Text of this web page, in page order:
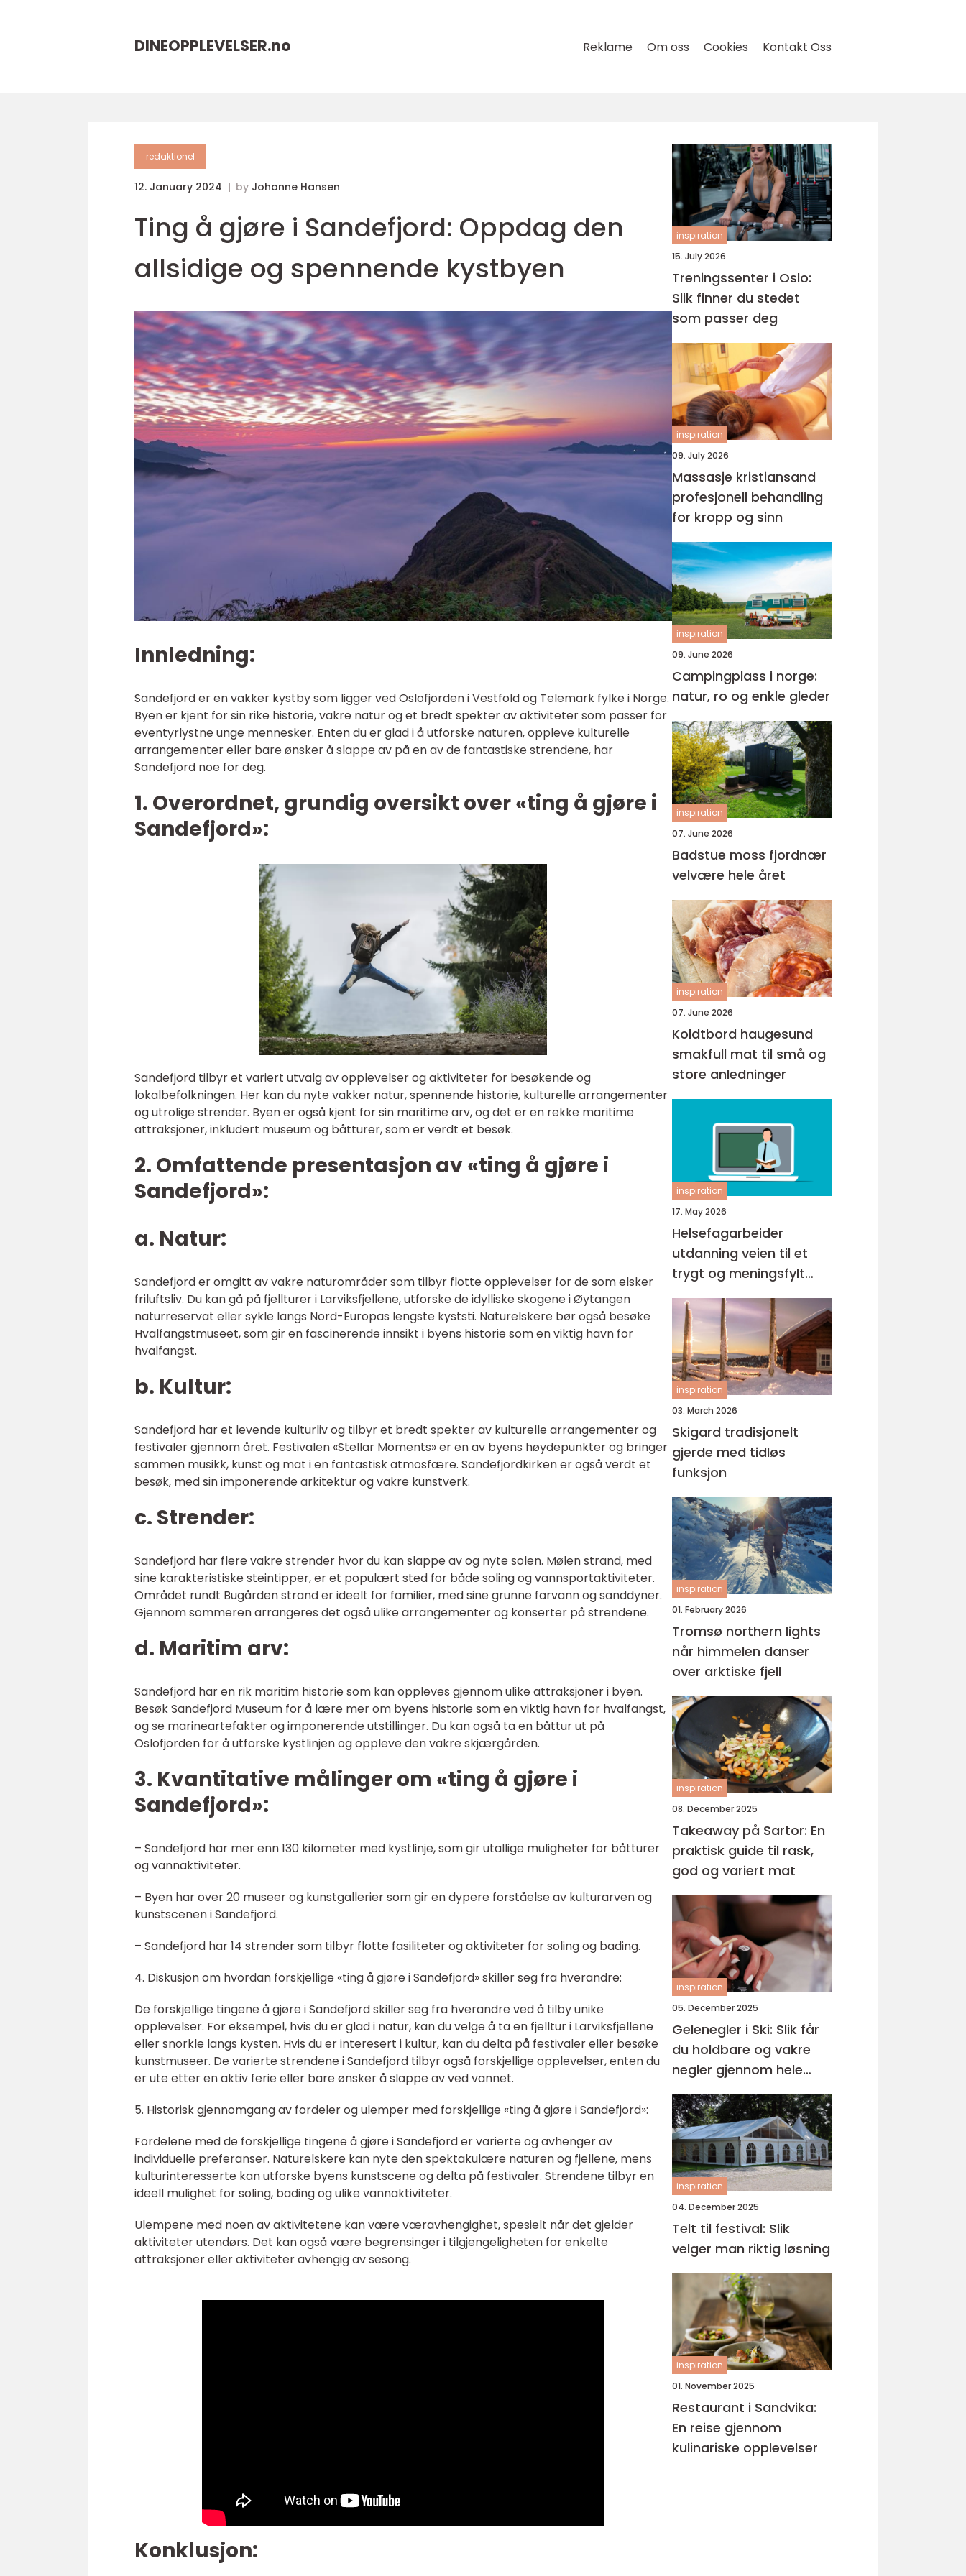
DINEOPPLEVELSER.no Reklame Om oss Cookies Kontakt Oss
redaktionel
12. January 2024 by Johanne Hansen
Ting å gjøre i Sandefjord: Oppdag den
allsidige og spennende kystbyen
Innledning:
Sandefjord er en vakker kystby som ligger ved Oslofjorden i Vestfold og Telemark fylke i Norge.
Byen er kjent for sin rike historie, vakre natur og et bredt spekter av aktiviteter som passer for
eventyrlystne unge mennesker. Enten du er glad i å utforske naturen, oppleve kulturelle
arrangementer eller bare ønsker å slappe av på en av de fantastiske strendene, har
Sandefjord noe for deg.
1. Overordnet, grundig oversikt over «ting å gjøre i
Sandefjord»:
Sandefjord tilbyr et variert utvalg av opplevelser og aktiviteter for besøkende og
lokalbefolkningen. Her kan du nyte vakker natur, spennende historie, kulturelle arrangementer
og utrolige strender. Byen er også kjent for sin maritime arv, og det er en rekke maritime
attraksjoner, inkludert museum og båtturer, som er verdt et besøk.
2. Omfattende presentasjon av «ting å gjøre i
Sandefjord»:
a. Natur:
Sandefjord er omgitt av vakre naturområder som tilbyr flotte opplevelser for de som elsker
friluftsliv. Du kan gå på fjellturer i Larviksfjellene, utforske de idylliske skogene i Øytangen
naturreservat eller sykle langs Nord-Europas lengste kyststi. Naturelskere bør også besøke
Hvalfangstmuseet, som gir en fascinerende innsikt i byens historie som en viktig havn for
hvalfangst.
b. Kultur:
Sandefjord har et levende kulturliv og tilbyr et bredt spekter av kulturelle arrangementer og
festivaler gjennom året. Festivalen «Stellar Moments» er en av byens høydepunkter og bringer
sammen musikk, kunst og mat i en fantastisk atmosfære. Sandefjordkirken er også verdt et
besøk, med sin imponerende arkitektur og vakre kunstverk.
c. Strender:
Sandefjord har flere vakre strender hvor du kan slappe av og nyte solen. Mølen strand, med
sine karakteristiske steintipper, er et populært sted for både soling og vannsportaktiviteter.
Området rundt Bugården strand er ideelt for familier, med sine grunne farvann og sanddyner.
Gjennom sommeren arrangeres det også ulike arrangementer og konserter på strendene.
d. Maritim arv:
Sandefjord har en rik maritim historie som kan oppleves gjennom ulike attraksjoner i byen.
Besøk Sandefjord Museum for å lære mer om byens historie som en viktig havn for hvalfangst,
og se marineartefakter og imponerende utstillinger. Du kan også ta en båttur ut på
Oslofjorden for å utforske kystlinjen og oppleve den vakre skjærgården.
3. Kvantitative målinger om «ting å gjøre i
Sandefjord»:
– Sandefjord har mer enn 130 kilometer med kystlinje, som gir utallige muligheter for båtturer
og vannaktiviteter.
– Byen har over 20 museer og kunstgallerier som gir en dypere forståelse av kulturarven og
kunstscenen i Sandefjord.
– Sandefjord har 14 strender som tilbyr flotte fasiliteter og aktiviteter for soling og bading.
4. Diskusjon om hvordan forskjellige «ting å gjøre i Sandefjord» skiller seg fra hverandre:
De forskjellige tingene å gjøre i Sandefjord skiller seg fra hverandre ved å tilby unike
opplevelser. For eksempel, hvis du er glad i natur, kan du velge å ta en fjelltur i Larviksfjellene
eller snorkle langs kysten. Hvis du er interesert i kultur, kan du delta på festivaler eller besøke
kunstmuseer. De varierte strendene i Sandefjord tilbyr også forskjellige opplevelser, enten du
er ute etter en aktiv ferie eller bare ønsker å slappe av ved vannet.
5. Historisk gjennomgang av fordeler og ulemper med forskjellige «ting å gjøre i Sandefjord»:
Fordelene med de forskjellige tingene å gjøre i Sandefjord er varierte og avhenger av
individuelle preferanser. Naturelskere kan nyte den spektakulære naturen og fjellene, mens
kulturinteresserte kan utforske byens kunstscene og delta på festivaler. Strendene tilbyr en
ideell mulighet for soling, bading og ulike vannaktiviteter.
Ulempene med noen av aktivitetene kan være væravhengighet, spesielt når det gjelder
aktiviteter utendørs. Det kan også være begrensinger i tilgjengeligheten for enkelte
attraksjoner eller aktiviteter avhengig av sesong.
Konklusjon:
inspiration
15. July 2026
Treningssenter i Oslo:
Slik finner du stedet
som passer deg
inspiration
09. July 2026
Massasje kristiansand
profesjonell behandling
for kropp og sinn
inspiration
09. June 2026
Campingplass i norge:
natur, ro og enkle gleder
inspiration
07. June 2026
Badstue moss fjordnær
velvære hele året
inspiration
07. June 2026
Koldtbord haugesund
smakfull mat til små og
store anledninger
inspiration
17. May 2026
Helsefagarbeider
utdanning veien til et
trygt og meningsfylt
yrke
inspiration
03. March 2026
Skigard tradisjonelt
gjerde med tidløs
funksjon
inspiration
01. February 2026
Tromsø northern lights
når himmelen danser
over arktiske fjell
inspiration
08. December 2025
Takeaway på Sartor: En
praktisk guide til rask,
god og variert mat
inspiration
05. December 2025
Gelenegler i Ski: Slik får
du holdbare og vakre
negler gjennom hele
året
inspiration
04. December 2025
Telt til festival: Slik
velger man riktig løsning
inspiration
01. November 2025
Restaurant i Sandvika:
En reise gjennom
kulinariske opplevelser